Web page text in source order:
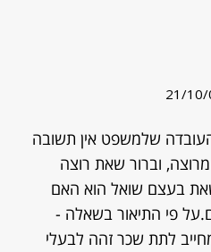
21/10/
שלמשפט אין תשובה
וברור שאת רוצה
בעצם שואל הוא האם
פי התיאור בשאלה -
לתת שכר זהה לבעלי